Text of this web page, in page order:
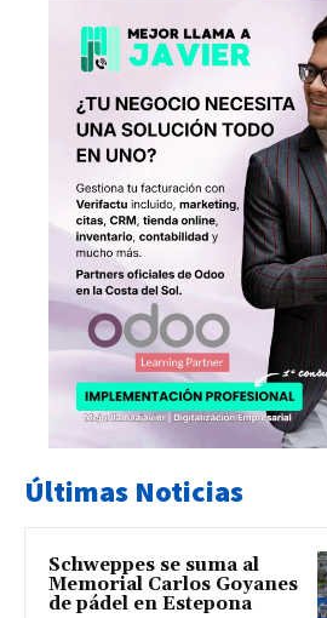
Últimas Noticias
Schweppes se suma al
Memorial Carlos Goyanes
de pádel en Estepona